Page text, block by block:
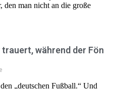
den man nicht an die große
während der Fön
„deutschen Fußball.“ Und